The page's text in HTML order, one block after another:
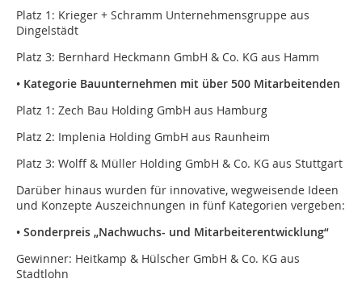
Platz 1: Krieger + Schramm Unternehmensgruppe aus
Dingelstädt
Platz 3: Bernhard Heckmann GmbH & Co. KG aus Hamm
• Kategorie Bauunternehmen mit über 500 Mitarbeitenden
Platz 1: Zech Bau Holding GmbH aus Hamburg
Platz 2: Implenia Holding GmbH aus Raunheim
Platz 3: Wolff & Müller Holding GmbH & Co. KG aus Stuttgart
Darüber hinaus wurden für innovative, wegweisende Ideen
und Konzepte Auszeichnungen in fünf Kategorien vergeben:
• Sonderpreis „Nachwuchs- und Mitarbeiterentwicklung“
Gewinner: Heitkamp & Hülscher GmbH & Co. KG aus
Stadtlohn